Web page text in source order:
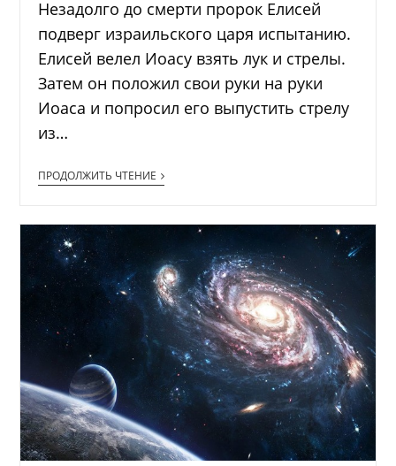
Незадолго до смерти пророк Елисей
подверг израильского царя испытанию.
Елисей велел Иоасу взять лук и стрелы.
Затем он положил свои руки на руки
Иоаса и попросил его выпустить стрелу
из…
ПРОДОЛЖИТЬ ЧТЕНИЕ